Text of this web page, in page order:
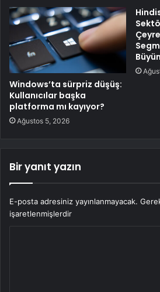
Windows’ta sürpriz düşüş:
Kullanıcılar başka
platforma mı kayıyor?
Ağustos 5, 2026
Bir yanıt yazın
E-posta adresiniz yayınlanmayacak.
işaretlenmişlerdir